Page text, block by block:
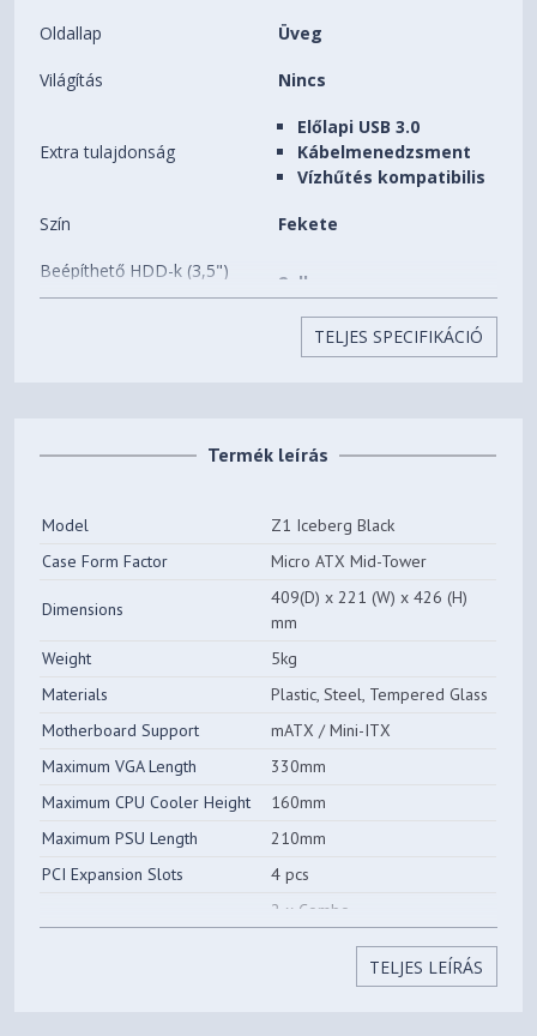
Oldallap Üveg
Világítás Nincs
Extra tulajdonság
Előlapi USB 3.0
Kábelmenedzsment
Vízhűtés kompatibilis
Szín Fekete
Beépíthető HDD-k (3,5")
száma
2 db
5 db
Beépíthető
ventilátorok(12CM) száma
Processzorhűtő maximális
160 mm
hossza
330 mm
TELJES SPECIFIKÁCIÓ
Termék leírás
Model
Z1 Iceberg Black
Case Form Factor
Micro ATX Mid-Tower
Dimensions
409(D) x 221 (W) x 426 (H)
mm
Weight
5kg
Materials
Plastic, Steel, Tempered Glass
Motherboard Support
mATX / Mini-ITX
Maximum VGA Length
330mm
Maximum CPU Cooler Height
160mm
Maximum PSU Length
210mm
PCI Expansion Slots
4 pcs
2 x Combo
TELJES LEÍRÁS